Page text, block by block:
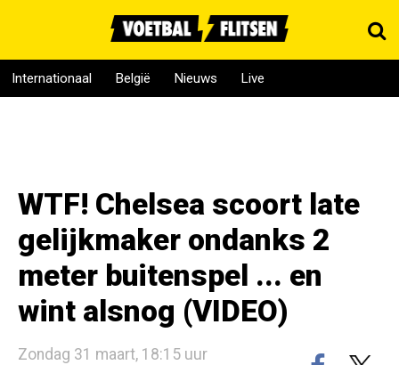
Internationaal België Nieuws Live
WTF! Chelsea scoort late
gelijkmaker ondanks 2
meter buitenspel ... en
wint alsnog (VIDEO)
Zondag 31 maart, 18:15 uur